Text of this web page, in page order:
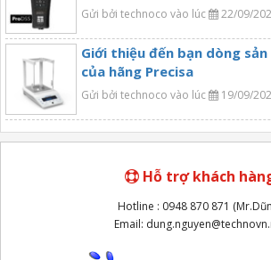
Gửi bởi technoco vào lúc 22/09/
Giới thiệu đến bạn dòng sản
của hãng Precisa
Gửi bởi technoco vào lúc 19/09/
Hỗ trợ khách
Hotline : 0948 870 871
Email: